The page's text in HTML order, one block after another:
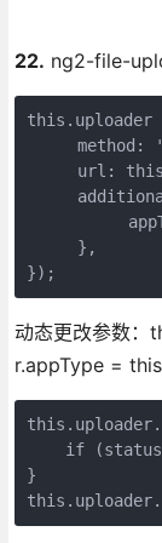
22. ng2-file-
this.uploader
method:
url:
},
});
动态更改参数
r.appType =
if
}